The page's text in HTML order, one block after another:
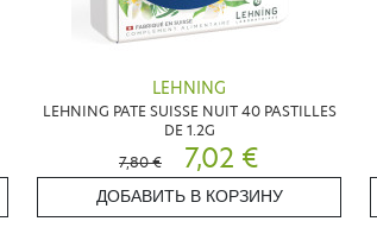
LEHNING
LEHNING PATE SUISSE NUIT 40 PASTILLES
DE 1.2G
7,80 €
7,02 €
ДОБАВИТЬ В КОРЗИНУ